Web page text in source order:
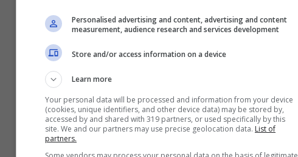
Personalised advertising and content, advertising and content
measurement, audience research and services development
Store and/or access information on a device
Learn more
Your personal data will be processed and information from your device
(cookies, unique identifiers, and other device data) may be stored by,
accessed by and shared with 319 partners, or used specifically by this
site. We and our partners may use precise geolocation data. List of
partners.